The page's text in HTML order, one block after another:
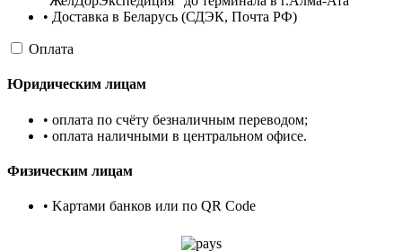
• Доставка в Беларусь (СДЭК, Почта РФ)
Оплата
Юридическим лицам
• оплата по счёту безналичным переводом;
• оплата наличными в центральном офисе.
Физическим лицам
• Kартами банков или по QR Code